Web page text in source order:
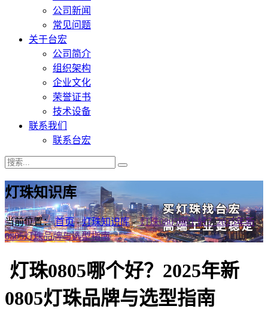
公司新闻
常见问题
关于台宏
公司简介
组织架构
企业文化
荣誉证书
技术设备
联系我们
联系台宏
灯珠知识库
当前位置：首页-灯珠知识库-灯珠0805哪个好？2025年新
0805灯珠品牌与选型指南
灯珠0805哪个好？2025年新
0805灯珠品牌与选型指南